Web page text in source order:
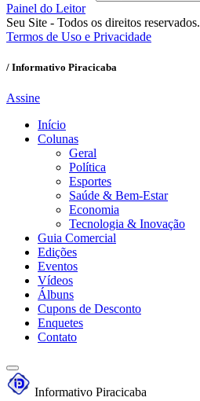
Painel do Leitor
Seu Site - Todos os direitos reservados.
Termos de Uso e Privacidade
/ Informativo Piracicaba
Assine
Início
Colunas
Geral
Política
Esportes
Saúde & Bem-Estar
Economia
Tecnologia & Inovação
Guia Comercial
Edições
Eventos
Vídeos
Álbuns
Cupons de Desconto
Enquetes
Contato
Informativo Piracicaba